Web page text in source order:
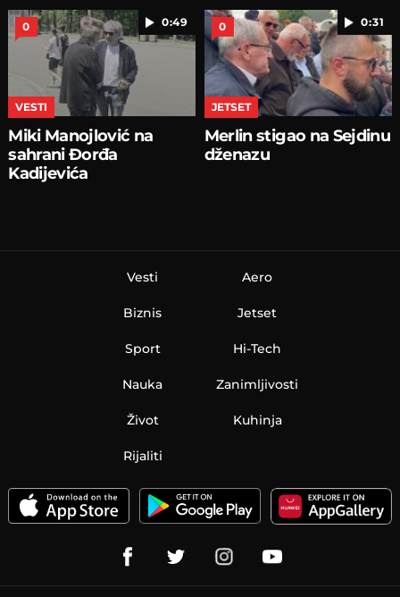
0:49
0
VESTI
Miki Manojlović na
sahrani Đorđa
Kadijevića
0:31
0
JETSET
Merlin stigao na Sejdinu
dženazu
Vesti
Biznis
Sport
Nauka
Aero
Jetset
Hi-Tech
Zanimljivosti
Život Kuhinja
Rijaliti